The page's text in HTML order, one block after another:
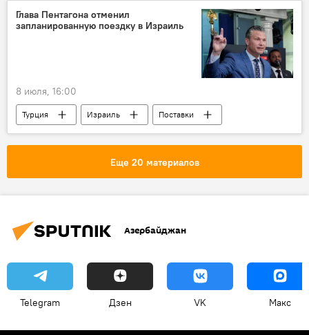
Глава Пентагона отменил
запланированную поездку в Израиль
8 июля, 16:00
Турция Израиль
Поставки
Истребитель
F-35
Конгресс
Еще 20 материалов
Азербайджан
Telegram Дзен VK Макс